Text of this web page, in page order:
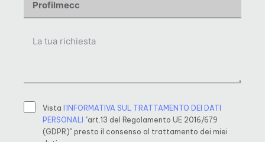
Vista l’INFORMATIVA SUL TRATTAMENTO DEI DATI
PERSONALI "art.13 del Regolamento UE 2016/679
(GDPR)" presto il consenso al trattamento dei miei